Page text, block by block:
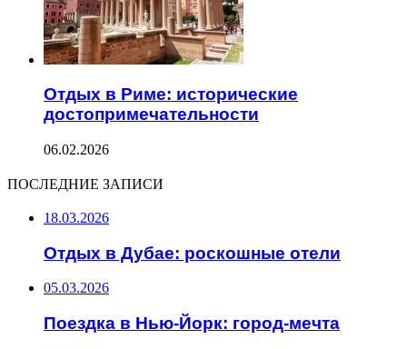
Отдых в Риме: исторические
достопримечательности
06.02.2026
ПОСЛЕДНИЕ ЗАПИСИ
18.03.2026
Отдых в Дубае: роскошные отели
05.03.2026
Поездка в Нью-Йорк: город-мечта